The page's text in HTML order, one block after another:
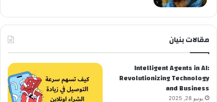
مقالات بنيان
Intelligent Agents in AI:
Revolutionizing Technology
and Business
يونيو 28, 2025